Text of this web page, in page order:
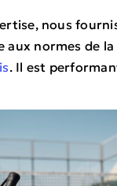
nous
aux normes de la
. Il est